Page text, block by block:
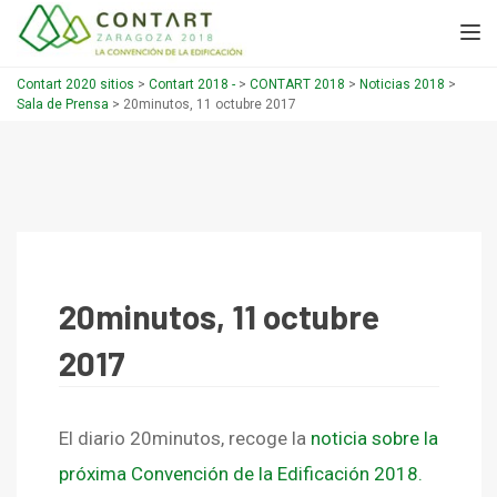
Contart 2020 sitios > Contart 2018 - > CONTART 2018 > Noticias 2018 >
Sala de Prensa > 20minutos, 11 octubre 2017
20minutos, 11 octubre
2017
El diario 20minutos, recoge la noticia sobre la
próxima Convención de la Edificación 2018.